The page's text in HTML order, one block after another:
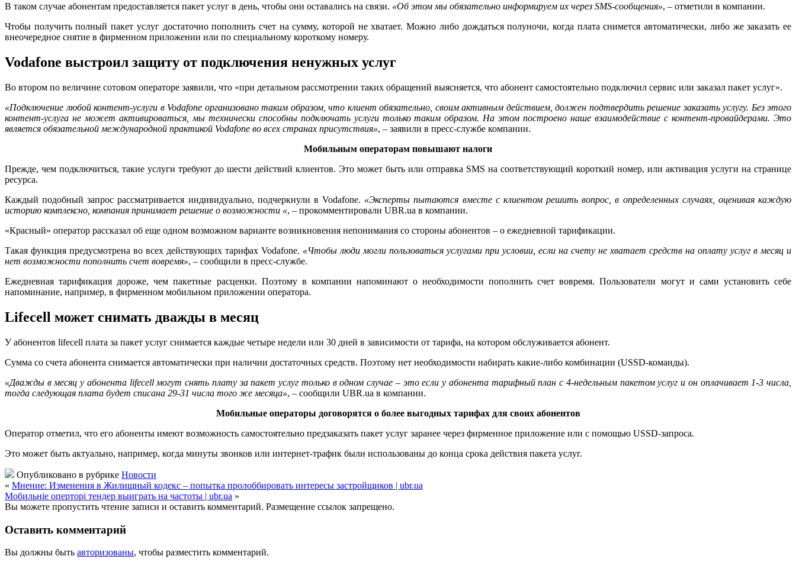
В таком случае абонентам предоставляется пакет услуг в день, чтобы они оставались на связи. «Об этом мы обязательно информируем их через SMS-сообщения», – отметили в компании.
Чтобы получить полный пакет услуг достаточно пополнить счет на сумму, которой не хватает. Можно либо дождаться полуночи, когда плата снимется автоматически, либо же заказать ее
внеочередное снятие в фирменном приложении или по специальному короткому номеру.
Vodafone выстроил защиту от подключения ненужных услуг
Во втором по величине сотовом операторе заявили, что «при детальном рассмотрении таких обращений выясняется, что абонент самостоятельно подключил сервис или заказал пакет услуг».
«Подключение любой контент-услуги в Vodafone организовано таким образом, что клиент обязательно, своим активным действием, должен подтвердить решение заказать услугу. Без этого
контент-услуга не может активироваться, мы технически способны подключать услуги только таким образом. На этом построено наше взаимодействие с контент-провайдерами. Это
является обязательной международной практикой Vodafone во всех странах присутствия», – заявили в пресс-службе компании.
Мобильным операторам повышают налоги
Прежде, чем подключиться, такие услуги требуют до шести действий клиентов. Это может быть или отправка SMS на соответствующий короткий номер, или активация услуги на странице
ресурса.
Каждый подобный запрос рассматривается индивидуально, подчеркнули в Vodafone. «Эксперты пытаются вместе с клиентом решить вопрос, в определенных случаях, оценивая каждую
историю комплексно, компания принимает решение о возможности «, – прокомментировали UBR.ua в компании.
«Красный» оператор рассказал об еще одном возможном варианте возникновения непонимания со стороны абонентов – о ежедневной тарификации.
Такая функция предусмотрена во всех действующих тарифах Vodafone. «Чтобы люди могли пользоваться услугами при условии, если на счету не хватает средств на оплату услуг в месяц и
нет возможности пополнить счет вовремя», – сообщили в пресс-службе.
Ежедневная тарификация дороже, чем пакетные расценки. Поэтому в компании напоминают о необходимости пополнить счет вовремя. Пользователи могут и сами установить себе
напоминание, например, в фирменном мобильном приложении оператора.
Lifecell может снимать дважды в месяц
У абонентов lifecell плата за пакет услуг снимается каждые четыре недели или 30 дней в зависимости от тарифа, на котором обслуживается абонент.
Сумма со счета абонента снимается автоматически при наличии достаточных средств. Поэтому нет необходимости набирать какие-либо комбинации (USSD-команды).
«Дважды в месяц у абонента lifecell могут снять плату за пакет услуг только в одном случае – это если у абонента тарифный план с 4-недельным пакетом услуг и он оплачивает 1-3 числа,
тогда следующая плата будет списана 29-31 числа того же месяца», – сообщили UBR.ua в компании.
Мобильные операторы договорятся о более выгодных тарифах для своих абонентов
Оператор отметил, что его абоненты имеют возможность самостоятельно предзаказать пакет услуг заранее через фирменное приложение или с помощью USSD-запроса.
Это может быть актуально, например, когда минуты звонков или интернет-трафик были использованы до конца срока действия пакета услуг.
Опубликовано в рубрике Новости
« Мнение: Изменения в Жилищный кодекс – попытка пролоббировать интересы застройщиков | ubr.ua
Мобильніе оперторі тендер выиграть на частоты | ubr.ua »
Вы можете пропустить чтение записи и оставить комментарий. Размещение ссылок запрещено.
Оставить комментарий
Вы должны быть авторизованы, чтобы разместить комментарий.